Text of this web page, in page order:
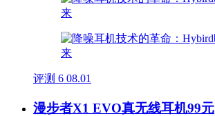
评测 6 08.01
漫步者X1 EVO真无线耳机99元